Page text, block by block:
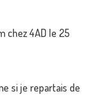
chez 4AD le 25
si je repartais de